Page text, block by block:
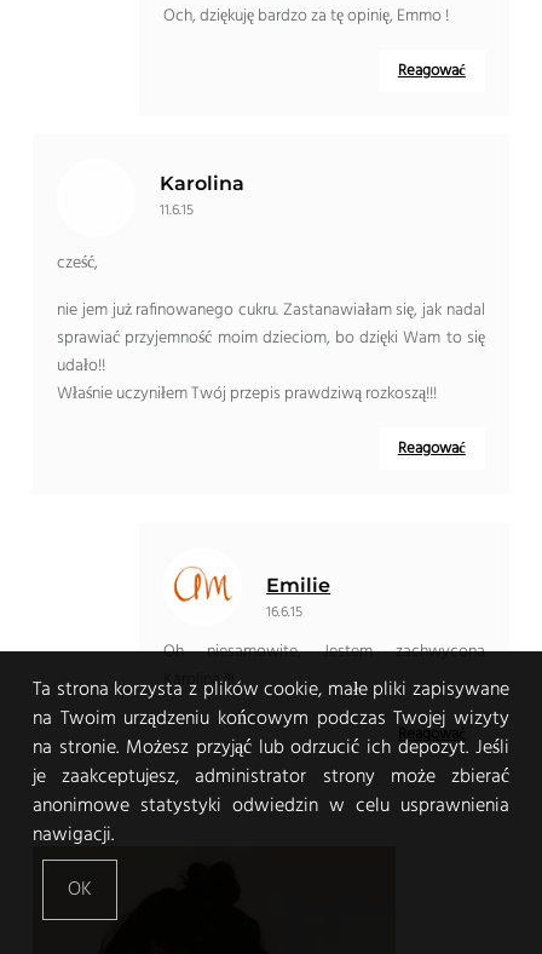
Och, dziękuję bardzo za tę opinię, Emmo !
Reagować
Karolina
11.6.15
cześć,
nie jem już rafinowanego cukru. Zastanawiałam się, jak nadal
sprawiać przyjemność moim dzieciom, bo dzięki Wam to się
udało!!
Właśnie uczyniłem Twój przepis prawdziwą rozkoszą!!!
Reagować
Emilie
16.6.15
Oh niesamowite, Jestem zachwycona
Karolina !!!
Reagować
Ta strona korzysta z plików cookie, małe pliki zapisywane
na Twoim urządzeniu końcowym podczas Twojej wizyty
na stronie. Możesz przyjąć lub odrzucić ich depozyt. Jeśli
je zaakceptujesz, administrator strony może zbierać
anonimowe statystyki odwiedzin w celu usprawnienia
nawigacji.
OK